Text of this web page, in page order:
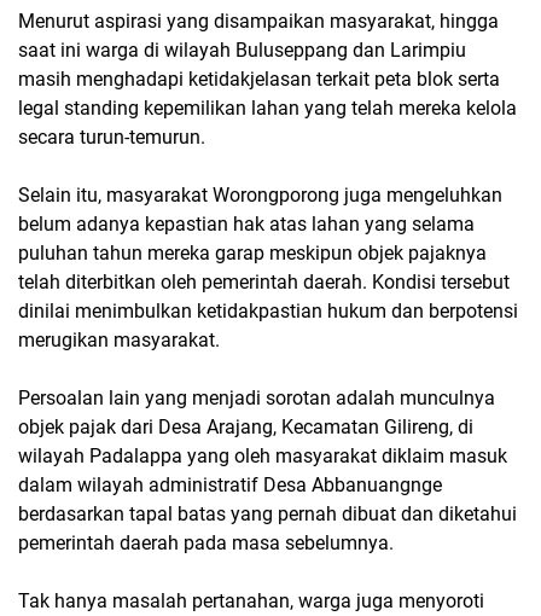
Menurut aspirasi yang disampaikan masyarakat, hingga
saat ini warga di wilayah Buluseppang dan Larimpiu
masih menghadapi ketidakjelasan terkait peta blok serta
legal standing kepemilikan lahan yang telah mereka kelola
secara turun-temurun.
Selain itu, masyarakat Worongporong juga mengeluhkan
belum adanya kepastian hak atas lahan yang selama
puluhan tahun mereka garap meskipun objek pajaknya
telah diterbitkan oleh pemerintah daerah. Kondisi tersebut
dinilai menimbulkan ketidakpastian hukum dan berpotensi
merugikan masyarakat.
Persoalan lain yang menjadi sorotan adalah munculnya
objek pajak dari Desa Arajang, Kecamatan Gilireng, di
wilayah Padalappa yang oleh masyarakat diklaim masuk
dalam wilayah administratif Desa Abbanuangnge
berdasarkan tapal batas yang pernah dibuat dan diketahui
pemerintah daerah pada masa sebelumnya.
Tak hanya masalah pertanahan, warga juga menyoroti